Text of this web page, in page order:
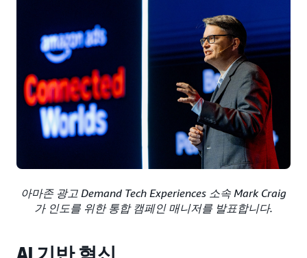
아마존 광고 Demand Tech Experiences 소속 Mark Craig
가 인도를 위한 통합 캠페인 매니저를 발표합니다.